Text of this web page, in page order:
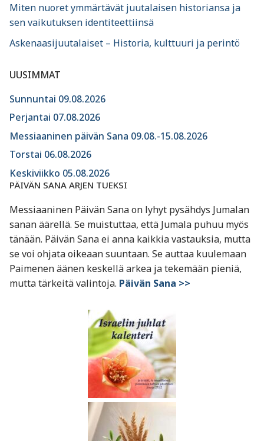
Miten nuoret ymmärtävät juutalaisen historiansa ja
sen vaikutuksen identiteettiinsä
Askenaasijuutalaiset – Historia, kulttuuri ja perintö
UUSIMMAT
Sunnuntai 09.08.2026
Perjantai 07.08.2026
Messiaaninen päivän Sana 09.08.-15.08.2026
Torstai 06.08.2026
Keskiviikko 05.08.2026
PÄIVÄN SANA ARJEN TUEKSI
Messiaaninen Päivän Sana on lyhyt pysähdys Jumalan
sanan äärellä. Se muistuttaa, että Jumala puhuu myös
tänään. Päivän Sana ei anna kaikkia vastauksia, mutta
se voi ohjata oikeaan suuntaan. Se auttaa kuulemaan
Paimenen äänen keskellä arkea ja tekemään pieniä,
mutta tärkeitä valintoja. Päivän Sana >>